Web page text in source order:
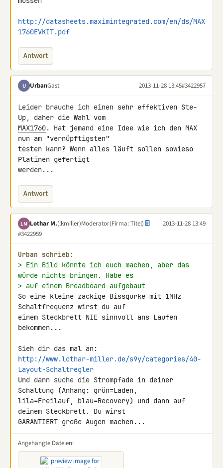
http://datasheets.maximintegrated.com/en/ds/MAX
1760EVKIT.pdf
Antwort
U UrbanGast 2013-11-28 13:45#3422957
Leider brauche ich einen sehr effektiven Ste-
MAX1760. Hat jemand eine Idee wie ich den MAX
nun am "vernüpftigsten"
testen kann? Wenn alles läuft sollen sowieso
Platinen gefertigt
werden...
Antwort
LM Lothar M.(lkmiller)Moderator(Firma: Titel)
2013-11-28 13:49
#3422959
Urban schrieb:
> Ein Bild könnte ich euch machen, aber das
würde nichts bringen. Habe es
> auf einem Breadboard aufgebaut
So eine kleine zackige Bissgurke mit 1MHz
Schaltfrequenz wirst du auf
einem Steckbrett NIE sinnvoll ans Laufen
bekommen...
http://www.lothar-miller.de/s9y/categories/40-
Layout-Schaltregler
Und dann suche die Strompfade in deiner
Schaltung (Anhang: grün=Laden,
lila=Freilauf, blau=Recovery) und dann auf
deinem Steckbrett. Du wirst
GARANTIERT große Augen machen...
Angehängte Dateien: